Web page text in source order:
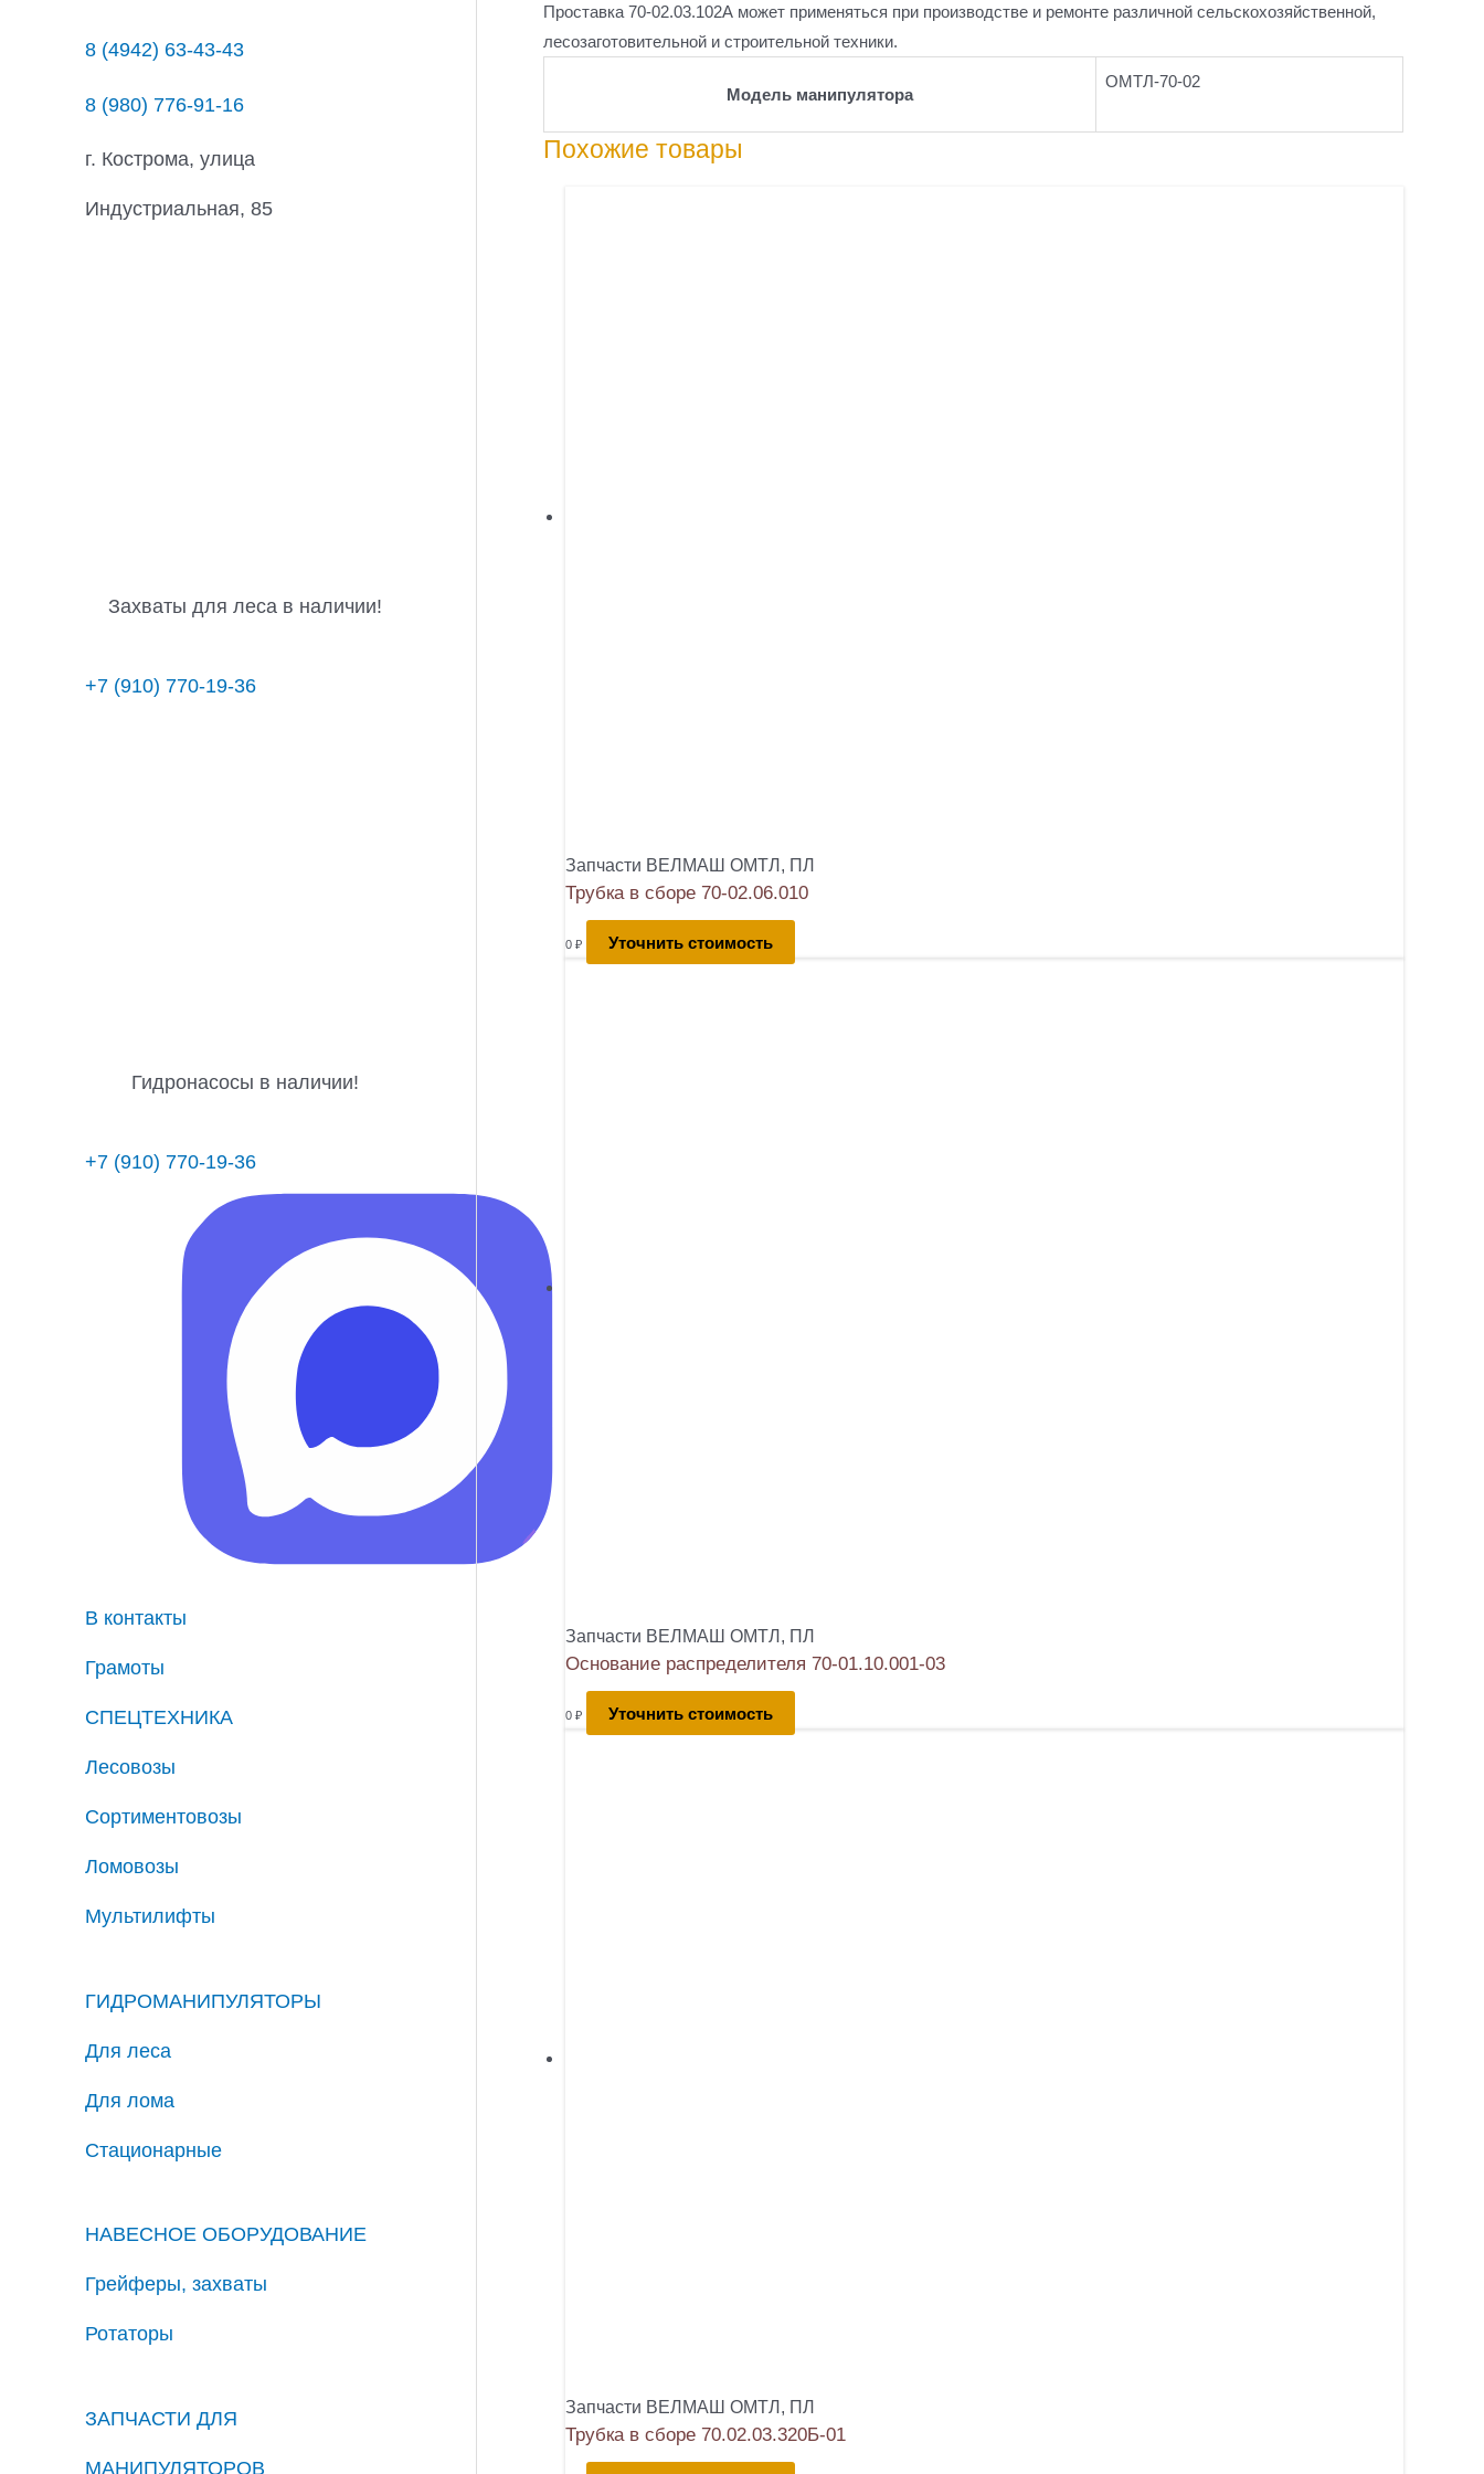
8 (4942) 63-43-43
8 (980) 776-91-16
г. Кострома, улица
Индустриальная, 85
Захваты для леса в наличии!
+7 (910) 770-19-36
Гидронасосы в наличии!
+7 (910) 770-19-36
В контакты
Грамоты
СПЕЦТЕХНИКА
Лесовозы
Сортиментовозы
Ломовозы
Мультилифты
ГИДРОМАНИПУЛЯТОРЫ
Для леса
Для лома
Стационарные
НАВЕСНОЕ ОБОРУДОВАНИЕ
Грейферы, захваты
Ротаторы
ЗАПЧАСТИ ДЛЯ
МАНИПУЛЯТОРОВ
Проставка 70-02.03.102А может применяться при производстве и ремонте различной сельскохозяйственной,
лесозаготовительной и строительной техники.
Модель манипулятора
ОМТЛ-70-02
Похожие товары
Запчасти ВЕЛМАШ ОМТЛ, ПЛ
Трубка в сборе 70-02.06.010
0 ₽ Уточнить стоимость
Запчасти ВЕЛМАШ ОМТЛ, ПЛ
Основание распределителя 70-01.10.001-03
0 ₽ Уточнить стоимость
Запчасти ВЕЛМАШ ОМТЛ, ПЛ
Трубка в сборе 70.02.03.320Б-01